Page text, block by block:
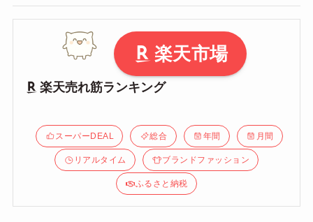
楽天市場
楽天売れ筋ランキング
スーパーDEAL 総合 年間 月間
リアルタイム ブランドファッション
ふるさと納税